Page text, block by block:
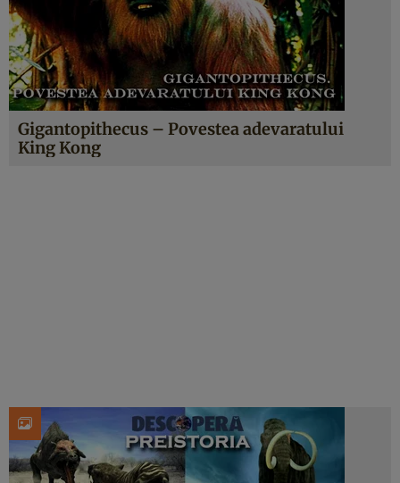
Gigantopithecus – Povestea adevaratului
King Kong